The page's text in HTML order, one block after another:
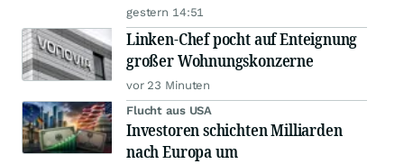
gestern 14:51
Linken-Chef pocht auf Enteignung
großer Wohnungskonzerne
vor 23 Minuten
Flucht aus USA
Investoren schichten Milliarden
nach Europa um